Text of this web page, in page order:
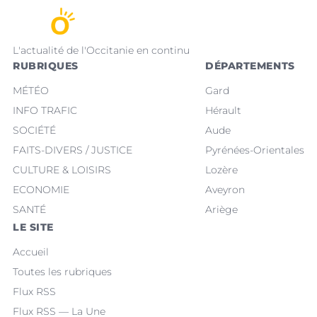
L'actualité de l'Occitanie en continu
RUBRIQUES
MÉTÉO
INFO TRAFIC
SOCIÉTÉ
FAITS-DIVERS / JUSTICE
CULTURE & LOISIRS
ECONOMIE
SANTÉ
DÉPARTEMENTS
Gard
Hérault
Aude
Pyrénées-Orientales
Lozère
Aveyron
Ariège
LE SITE
Accueil
Toutes les rubriques
Flux RSS
Flux RSS — La Une